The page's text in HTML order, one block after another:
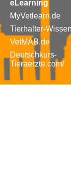
eLearning
MyVetlearn.de
Tierhalter-
VetMAB.de
Deutschkurs-
Tieraerzte.com/